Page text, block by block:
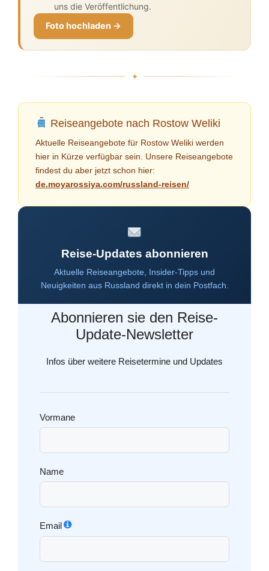
uns die Veröffentlichung.
Foto hochladen →
Reiseangebote nach Rostow Weliki
Aktuelle Reiseangebote für Rostow Weliki werden
hier in Kürze verfügbar sein. Unsere Reiseangebote
findest du aber jetzt schon hier:
de.moyarossiya.com/russland-reisen/
Reise-Updates abonnieren
Aktuelle Reiseangebote, Insider-Tipps und
Neuigkeiten aus Russland direkt in dein Postfach.
Abonnieren sie den Reise-
Update-Newsletter
Infos über weitere Reisetermine und Updates
Vormane
Name
Email